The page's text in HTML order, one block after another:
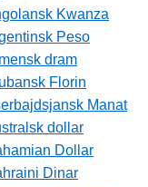
Kwanza
Peso
dram
Florin
Manat
dollar
Dollar
Dinar